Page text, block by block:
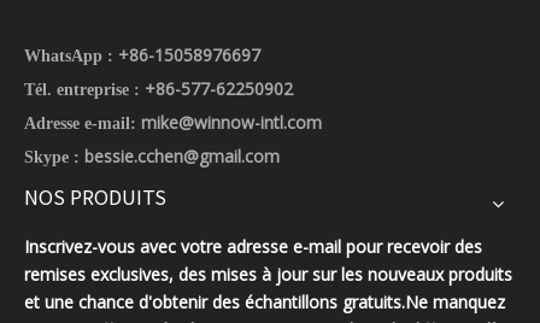
WhatsApp : +86-15058976697
Tél. entreprise : +86-577-62250902
Adresse e-mail: mike@winnow-intl.com
Skype : bessie.cchen@gmail.com
NOS PRODUITS
Inscrivez-vous avec votre adresse e-mail pour recevoir des
remises exclusives, des mises à jour sur les nouveaux produits
et une chance d'obtenir des échantillons gratuits.Ne manquez